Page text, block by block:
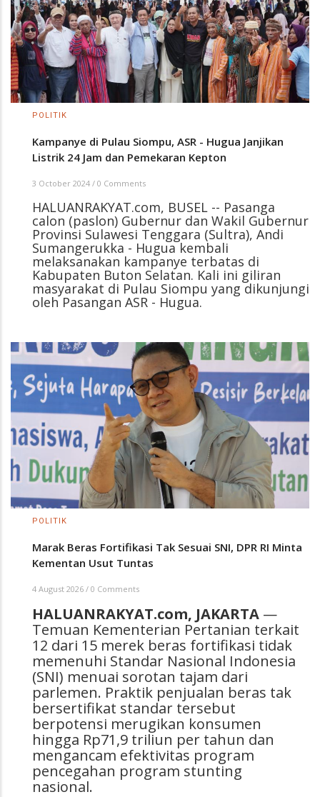
POLITIK
Kampanye di Pulau Siompu, ASR - Hugua Janjikan
Listrik 24 Jam dan Pemekaran Kepton
3 October 2024 / 0 Comments
HALUANRAKYAT.com, BUSEL -- Pasanga
calon (paslon) Gubernur dan Wakil Gubernur
Provinsi Sulawesi Tenggara (Sultra), Andi
Sumangerukka - Hugua kembali
melaksanakan kampanye terbatas di
Kabupaten Buton Selatan. Kali ini giliran
masyarakat di Pulau Siompu yang dikunjungi
oleh Pasangan ASR - Hugua.
POLITIK
Marak Beras Fortifikasi Tak Sesuai SNI, DPR RI Minta
Kementan Usut Tuntas
4 August 2026 / 0 Comments
HALUANRAKYAT.com, JAKARTA —
Temuan Kementerian Pertanian terkait
12 dari 15 merek beras fortifikasi tidak
memenuhi Standar Nasional Indonesia
(SNI) menuai sorotan tajam dari
parlemen. Praktik penjualan beras tak
bersertifikat standar tersebut
berpotensi merugikan konsumen
hingga Rp71,9 triliun per tahun dan
mengancam efektivitas program
pencegahan program stunting
nasional.